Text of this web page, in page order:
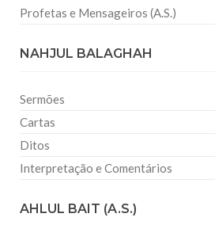
Profetas e Mensageiros (A.S.)
NAHJUL BALAGHAH
Sermões
Cartas
Ditos
Interpretação e Comentários
AHLUL BAIT (A.S.)